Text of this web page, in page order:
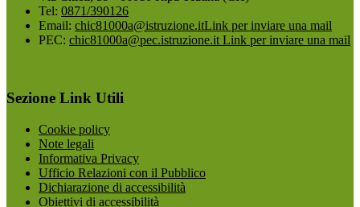
Tel: 0871/390126
Email: chic81000a@istruzione.itLink per inviare una mail
PEC: chic81000a@pec.istruzione.it Link per inviare una mail
Sezione Link Utili
Cookie policy
Note legali
Informativa Privacy
Ufficio Relazioni con il Pubblico
Dichiarazione di accessibilità
Obiettivi di accessibilità